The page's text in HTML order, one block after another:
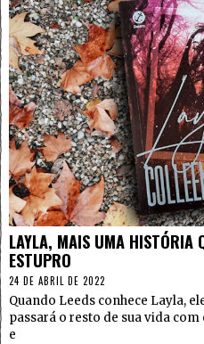
LAYLA, MAIS UMA HISTÓRIA
ESTUPRO
24 DE ABRIL DE 2022
Quando Leeds conhece Layla,
passará o resto de sua vida
e